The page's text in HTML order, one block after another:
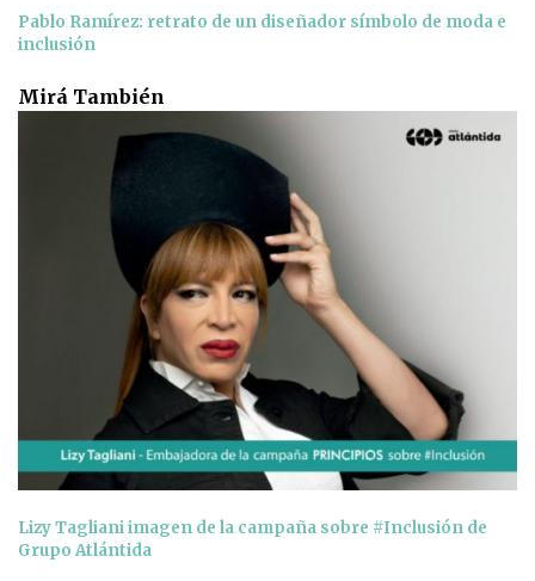
Pablo Ramírez: retrato de un diseñador símbolo de moda e
inclusión
Mirá También
Lizy Tagliani imagen de la campaña sobre #Inclusión de
Grupo Atlántida